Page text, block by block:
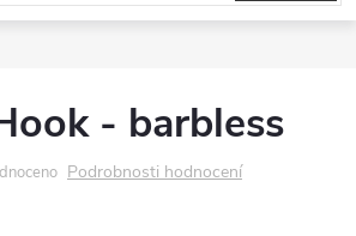
- barbless
Podrobnosti hodnocení